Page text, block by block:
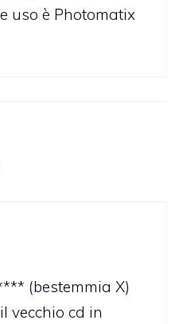
uso è Photomatix
(bestemmia X)
vecchio cd in